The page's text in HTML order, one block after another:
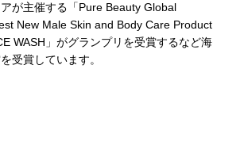
が主催する「Pure Beauty Global
New Male Skin and Body Care Product
WASH」がグランプリを受賞するなど海
受賞しています。